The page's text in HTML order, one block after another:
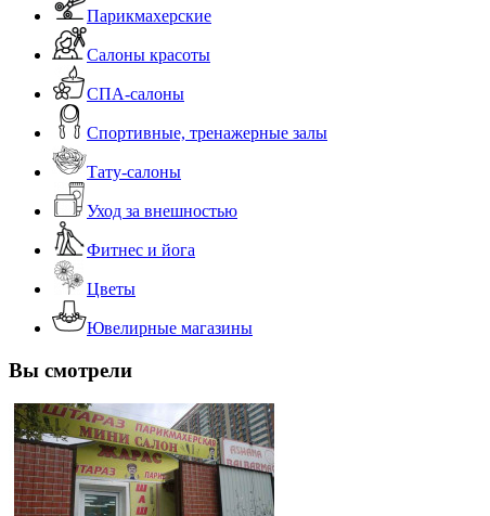
Парикмахерские
Салоны красоты
СПА-салоны
Спортивные, тренажерные залы
Тату-салоны
Уход за внешностью
Фитнес и йога
Цветы
Ювелирные магазины
Вы смотрели